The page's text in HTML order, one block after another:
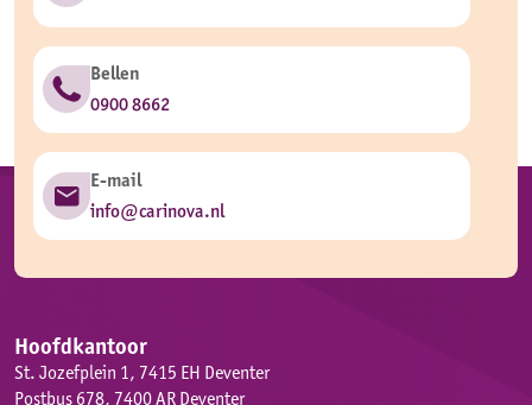
Bellen
0900 8662
E-mail
info@carinova.nl
Hoofdkantoor
St. Jozefplein 1, 7415 EH Deventer
Postbus 678, 7400 AR Deventer